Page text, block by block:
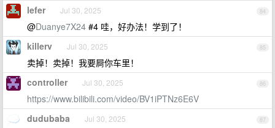
84
lefer Jul 30, 2025
@Duanye7X24 #4 哇，好办法！学到了！
85
killerv Jul 30, 2025
卖掉！卖掉！我要屙你车里！
86
controller Jul 30, 2025
https://www.bilibili.com/video/BV1iPTNz6E6V
87
dudubaba Jul 30, 2025